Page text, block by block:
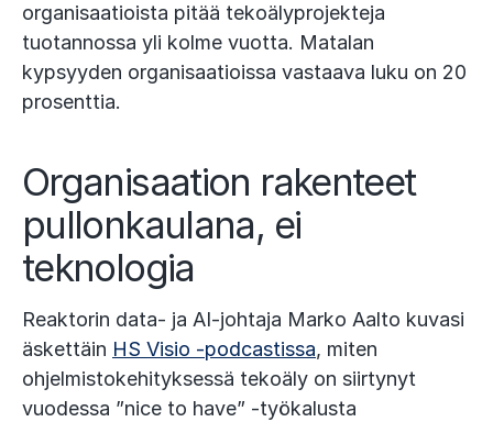
organisaatioista pitää tekoälyprojekteja
tuotannossa yli kolme vuotta. Matalan
kypsyyden organisaatioissa vastaava luku on 20
prosenttia.
Organisaation rakenteet
pullonkaulana, ei
teknologia
Reaktorin data- ja AI-johtaja Marko Aalto kuvasi
äskettäin HS Visio -podcastissa, miten
ohjelmistokehityksessä tekoäly on siirtynyt
vuodessa ”nice to have” -työkalusta